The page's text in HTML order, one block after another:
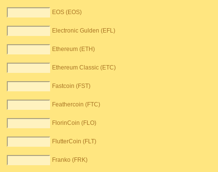
EOS (EOS)
Electronic Gulden (EFL)
Ethereum (ETH)
Ethereum Classic (ETC)
Fastcoin (FST)
Feathercoin (FTC)
FlorinCoin (FLO)
FlutterCoin (FLT)
Franko (FRK)